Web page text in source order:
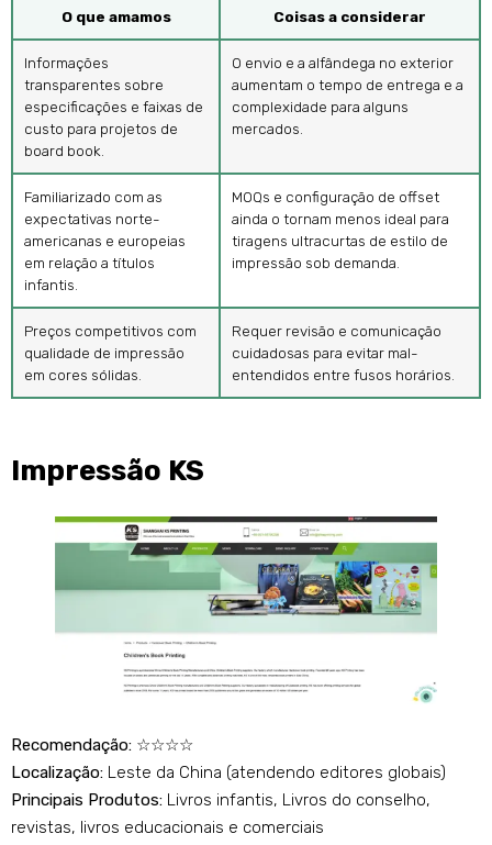
O que amamos Coisas a considerar
Informações
transparentes sobre
especificações e faixas de
custo para projetos de
board book.
O envio e a alfândega no exterior
aumentam o tempo de entrega e a
complexidade para alguns
mercados.
Familiarizado com as
expectativas norte-
americanas e europeias
em relação a títulos
infantis.
MOQs e configuração de offset
ainda o tornam menos ideal para
tiragens ultracurtas de estilo de
impressão sob demanda.
Preços competitivos com
qualidade de impressão
em cores sólidas.
Requer revisão e comunicação
cuidadosas para evitar mal-
entendidos entre fusos horários.
Impressão KS
Recomendação: ☆☆☆☆
Localização: Leste da China (atendendo editores globais)
Principais Produtos: Livros infantis, Livros do conselho,
revistas, livros educacionais e comerciais